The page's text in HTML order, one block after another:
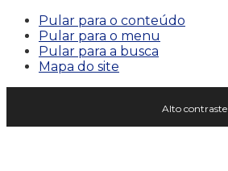
Pular para o conteúdo
Pular para o menu
Pular para a busca
Mapa do site
Alto contraste